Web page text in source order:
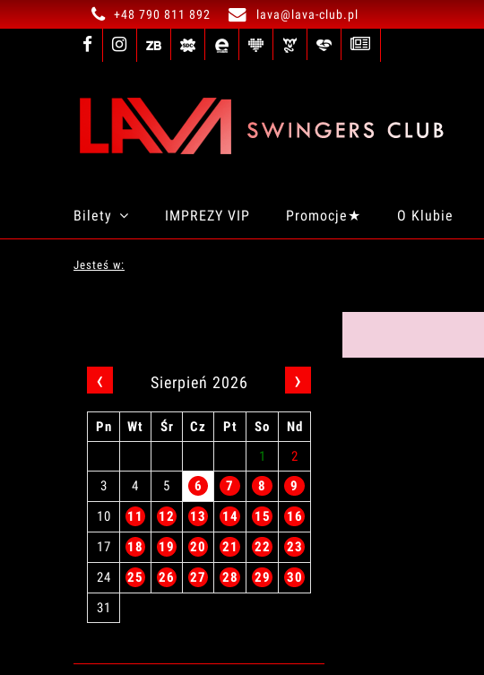
+48 790 811 892 lava@lava-club.pl
Bilety IMPREZY VIP Promocje★ O Klubie
Jesteś w:
‹ Sierpień 2026 ›
Pn Wt Śr Cz Pt So
Nd
1
2
3
4 5 6 7 8
9
10
11 12 13 14 15
16
17
18 19 20 21 22
23
24
25 26 27 28 29
30
31